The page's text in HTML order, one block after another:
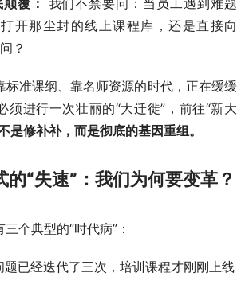
覆： 我们不禁要问：当员工遇到难题
开那尘封的线上课程库，还是直接向
？
标准课纲、靠名师资源的时代，正在缓缓
须进行一次壮丽的“大迁徙”，前往“新大
是修补补，而是彻底的基因重组。
的“失速”：我们为何要变革？
个典型的“时代病”：
题已经迭代了三次，培训课程才刚刚上线